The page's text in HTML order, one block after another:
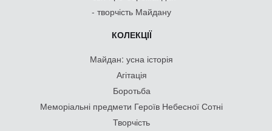
- творчість Майдану
КОЛЕКЦІЇ
Майдан: усна історія
Агітація
Боротьба
Меморіальні предмети Героїв Небесної Сотні
Творчість